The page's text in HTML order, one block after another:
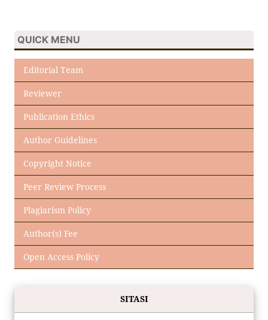
QUICK MENU
Editorial Team
Reviewer
Publication Ethics
Author Guidelines
Copyright Notice
Peer Review Process
Plagiarism Policy
Author(s) Fee
Open Access Policy
SITASI